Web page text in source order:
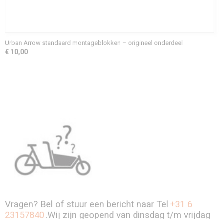
Urban Arrow standaard montageblokken – origineel onderdeel
€ 10,00
Vragen? Bel of stuur een bericht naar Tel +31 6
23157840.Wij zijn geopend van dinsdag t/m vrijdag